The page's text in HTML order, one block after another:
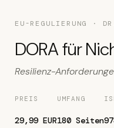
EU-REGULIERUNG ·
DORA für
Resilienz-
PREIS
29,99 EUR
UMFANG
180 Seiten